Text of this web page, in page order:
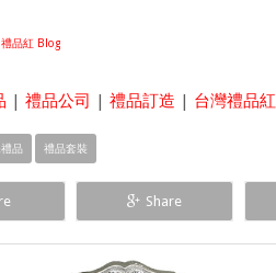
品紅 Blog
| 禮品公司 | 禮品訂造 | 台灣禮品紅
品 禮品套裝
Share